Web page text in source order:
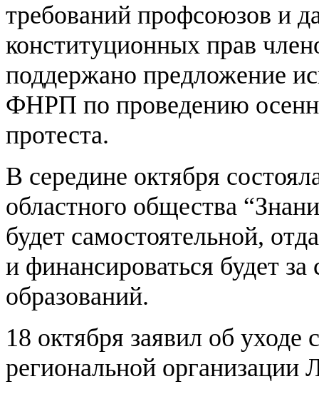
требований профсоюзов и
конституционных прав
поддержано предложение
ФНРП по проведению
протеста.
В середине октября
областного общества
будет самостоятельной,
и финансироваться будет
образований.
18 октября заявил об уходе
региональной